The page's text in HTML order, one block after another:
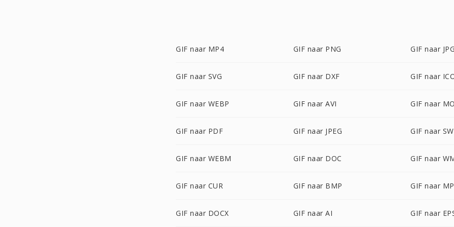
GIF naar MP4 GIF naar PNG GIF naar JPG
GIF naar SVG GIF naar DXF GIF naar
GIF naar WEBP GIF naar AVI GIF naar
GIF naar PDF GIF naar JPEG GIF naar
GIF naar WEBM GIF naar DOC GIF naar
GIF naar CUR GIF naar BMP GIF naar
GIF naar DOCX GIF naar AI GIF naar